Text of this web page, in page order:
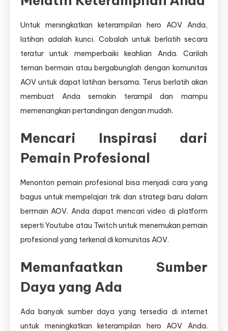
Untuk meningkatkan keterampilan hero AOV Anda,
latihan adalah kunci. Cobalah untuk berlatih secara
teratur untuk memperbaiki keahlian Anda. Carilah
teman bermain atau bergabunglah dengan komunitas
AOV untuk dapat latihan bersama. Terus berlatih akan
membuat Anda semakin terampil dan mampu
memenangkan pertandingan dengan mudah.
Mencari Inspirasi dari
Pemain Profesional
Menonton pemain profesional bisa menjadi cara yang
bagus untuk mempelajari trik dan strategi baru dalam
bermain AOV. Anda dapat mencari video di platform
seperti Youtube atau Twitch untuk menemukan pemain
profesional yang terkenal di komunitas AOV.
Memanfaatkan Sumber
Daya yang Ada
Ada banyak sumber daya yang tersedia di internet
untuk meningkatkan keterampilan hero AOV Anda.